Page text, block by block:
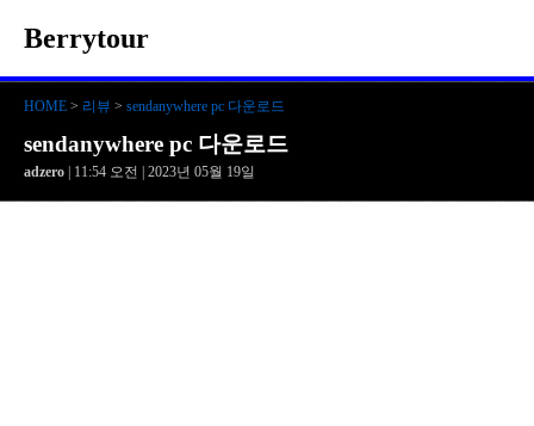
Berrytour
HOME > 리뷰 > sendanywhere pc 다운로드
sendanywhere pc 다운로드
adzero | 11:54 오전 | 2023년 05월 19일